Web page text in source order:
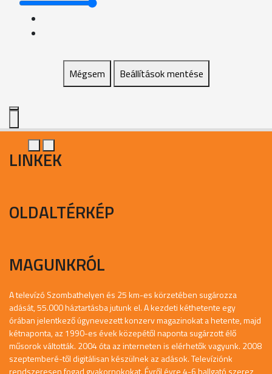
Mégsem Beállítások mentése
LINKEK
OLDALTÉRKÉP
MAGUNKRÓL
A televízó Szombathelyen és 25 km-es körzetében sugározza
adását, 55.000 háztartásba jutunk el. A kezdeti kéthetente egy
órában jelentkező úgynevezett konzerv magazinokat a hetente, majd
kétnaponta, az 1990-es évek közepétől naponta sugárzott élő
műsorok váltották. 2004 óta az interneten is elérhetők vagyunk. 2008
szeptemberé-től digitálisan készülnek az adások. Televíziónk
rendszeresen fogad gyakornokokat. Évről évre 4-6 hallgató szerez